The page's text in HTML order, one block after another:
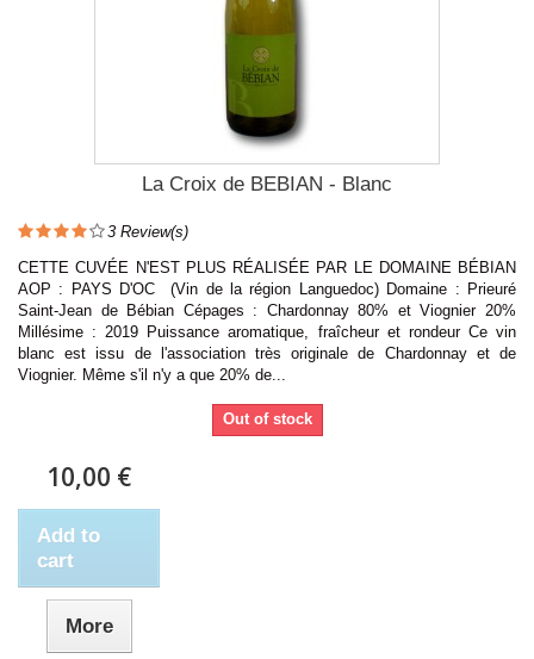
La Croix de BEBIAN - Blanc
3 Review(s)
CETTE CUVÉE N'EST PLUS RÉALISÉE PAR LE DOMAINE BÉBIAN
AOP : PAYS D'OC (Vin de la région Languedoc) Domaine : Prieuré
Saint-Jean de Bébian Cépages : Chardonnay 80% et Viognier 20%
Millésime : 2019 Puissance aromatique, fraîcheur et rondeur Ce vin
blanc est issu de l'association très originale de Chardonnay et de
Viognier. Même s'il n'y a que 20% de...
Out of stock
10,00 €
Add to
cart
More